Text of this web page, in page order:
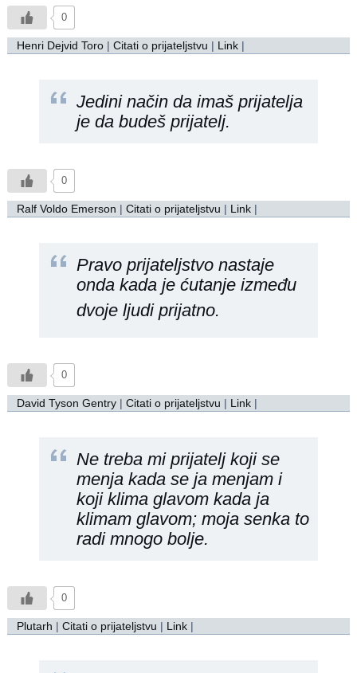
0
Henri Dejvid Toro |Citati o prijateljstvu | Link |
Jedini način da imaš prijatelja
je da budeš prijatelj.
0
Ralf Voldo Emerson |Citati o prijateljstvu | Link |
Pravo prijateljstvo nastaje
onda kada je ćutanje između
dvojeljudiprijatno.
0
David Tyson Gentry |Citati o prijateljstvu | Link |
Ne treba mi prijatelj koji se
menja kada se ja menjam i
koji klima glavom kada ja
klimam glavom; moja senka to
radi mnogo bolje.
0
Plutarh |Citati o prijateljstvu | Link |